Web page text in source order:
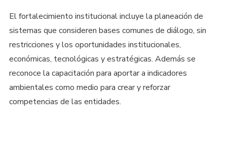
El fortalecimiento institucional incluye la planeación de
sistemas que consideren bases comunes de diálogo, sin
restricciones y los oportunidades institucionales,
económicas, tecnológicas y estratégicas. Además se
reconoce la capacitación para aportar a indicadores
ambientales como medio para crear y reforzar
competencias de las entidades.